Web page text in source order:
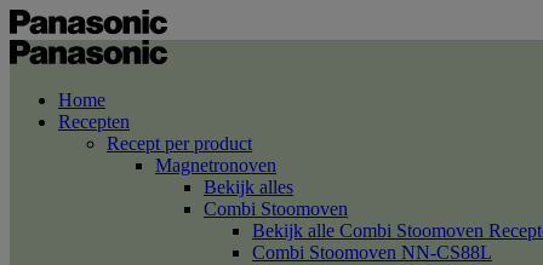
Home
Recepten
Recept per product
Magnetronoven
Bekijk alles
Combi Stoomoven
Bekijk alle Combi Stoomoven
Combi Stoomoven NN-CS88L